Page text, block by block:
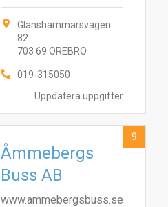
Uppdatera uppgifter
Glanshammarsvägen
82
703 69 ÖREBRO
019-315050
Åmmebergs
Buss AB
www.ammebergsbuss.se
9